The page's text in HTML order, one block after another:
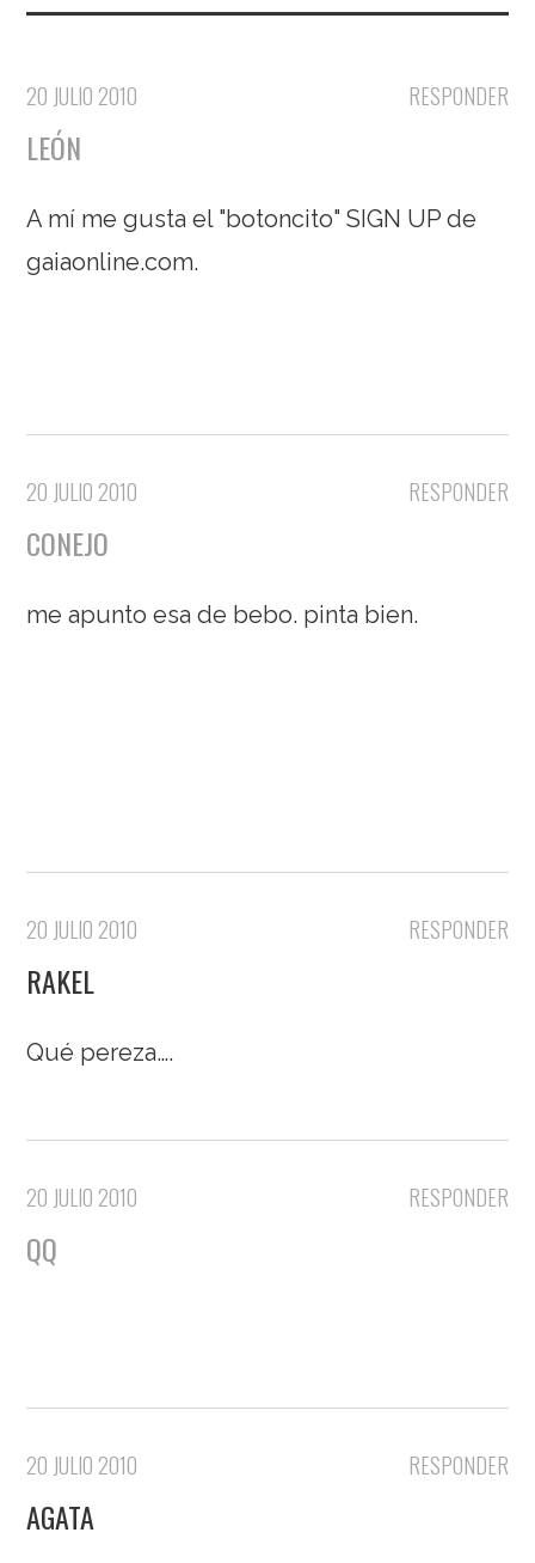
RESPONDER
20 JULIO 2010
LEÓN
A mí me gusta el "botoncito" SIGN UP de
gaiaonline.com.
RESPONDER
20 JULIO 2010
CONEJO
me apunto esa de bebo. pinta bien.
RESPONDER
20 JULIO 2010
RAKEL
Qué pereza….
RESPONDER
20 JULIO 2010
QQ
RESPONDER
20 JULIO 2010
AGATA